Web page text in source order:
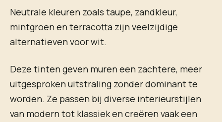
Neutrale kleuren zoals taupe, zandkleur,
mintgroen en terracotta zijn veelzijdige
alternatieven voor wit.
Deze tinten geven muren een zachtere, meer
uitgesproken uitstraling zonder dominant te
worden. Ze passen bij diverse interieurstijlen
van modern tot klassiek en creëren vaak een